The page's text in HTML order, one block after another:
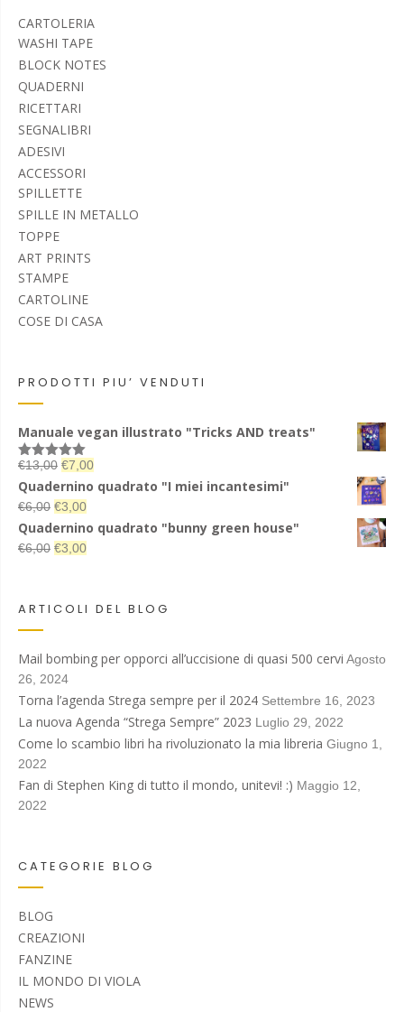
CARTOLERIA
WASHI TAPE
BLOCK NOTES
QUADERNI
RICETTARI
SEGNALIBRI
ADESIVI
ACCESSORI
SPILLETTE
SPILLE IN METALLO
TOPPE
ART PRINTS
STAMPE
CARTOLINE
COSE DI CASA
PRODOTTI PIU’ VENDUTI
Manuale vegan illustrato "Tricks AND treats"
Valutato
5.00
su 5
€13,00 Il
prezzo
originale
era:
€13,00.
€7,00Il
prezzo
è:
Quadernino quadrato "I miei incantesimi"
€6,00 Il
prezzo
originale
€3,00Il
prezzo
attuale
Quadernino quadrato "bunny green house"
€6,00 Il
era:
€3,00Il
è:
ARTICOLI DEL BLOG
Mail bombing per opporci all’uccisione di quasi 500 cervi Agosto
26, 2024
Torna l’agenda Strega sempre per il 2024 Settembre 16, 2023
La nuova Agenda “Strega Sempre” 2023 Luglio 29, 2022
Come lo scambio libri ha rivoluzionato la mia libreria Giugno 1,
2022
Fan di Stephen King di tutto il mondo, unitevi! :) Maggio 12,
2022
CATEGORIE BLOG
BLOG
CREAZIONI
FANZINE
IL MONDO DI VIOLA
NEWS